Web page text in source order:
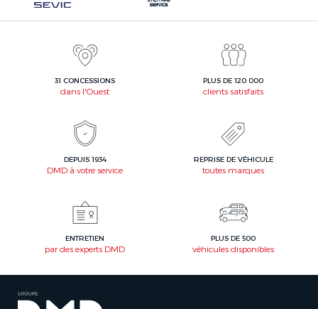
31 CONCESSIONS
dans l'Ouest
PLUS DE 120 000
clients satisfaits
DEPUIS 1934
DMD à votre service
REPRISE DE VÉHICULE
toutes marques
ENTRETIEN
par des experts DMD
PLUS DE 500
véhicules disponibles